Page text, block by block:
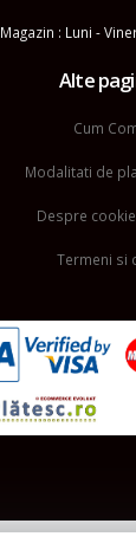
Magazin : Luni -
Alte
Cum
Modalitati de
Despre
Termeni si